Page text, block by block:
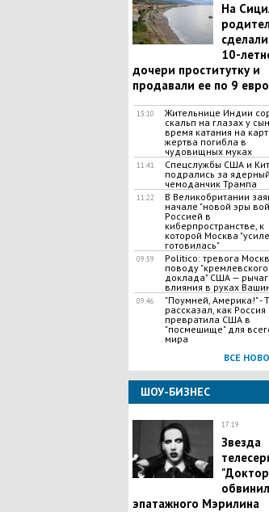
На
10-
дочери проститутку и
продавали ее по 9 евро
13:10
Жительнице Индии
скальп на глазах у
время катания на
жертва погибла в
чудовищных муках
11:41
Спецслужбы США и
подрались за ядерный
чемоданчик Трампа
11:22
В Великобритании
начале "новой эры
Россией в
киберпространстве, к
которой Москва
готовилась"
09:59
Politico: тревога
поводу "кремлевского
доклада" США — рычаг
влияния в руках
09:46
"Поумней, Америка!" -
рассказал, как Россия
превратила США в
"посмешище" для
мира
ВСЕ
ШОУ-БИЗНЕС
17:19
Звезда
эпатажного Мэрилина